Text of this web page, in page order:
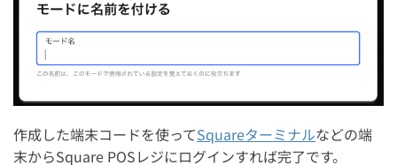
作成した端末コードを使ってSquareターミナルなどの端
末からSquare POSレジにログインすれば完了です。